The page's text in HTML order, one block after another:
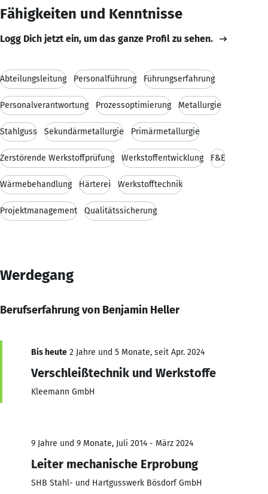
Fähigkeiten und Kenntnisse
Logg Dich jetzt ein, um das ganze Profil zu sehen.
Abteilungsleitung Personalführung Führungserfahrung
Personalverantwortung Prozessoptimierung Metallurgie
Stahlguss Sekundärmetallurgie Primärmetallurgie
Zerstörende Werkstoffprüfung Werkstoffentwicklung F&E
Wärmebehandlung Härterei Werkstofftechnik
Projektmanagement Qualitätssicherung
Werdegang
Berufserfahrung von Benjamin Heller
Bis heute 2 Jahre und 5 Monate, seit Apr. 2024
Verschleißtechnik und Werkstoffe
Kleemann GmbH
9 Jahre und 9 Monate, Juli 2014 - März 2024
Leiter mechanische Erprobung
SHB Stahl- und Hartgusswerk Bösdorf GmbH